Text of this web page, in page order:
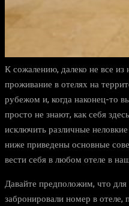
К сожалению, далеко не все из
проживание в отелях на
рубежом и, когда наконец-то
просто не знают, как себя
исключить различные
ниже приведены основные
вести себя в любом отеле в
Давайте предположим, что
забронировали номер в отеле,